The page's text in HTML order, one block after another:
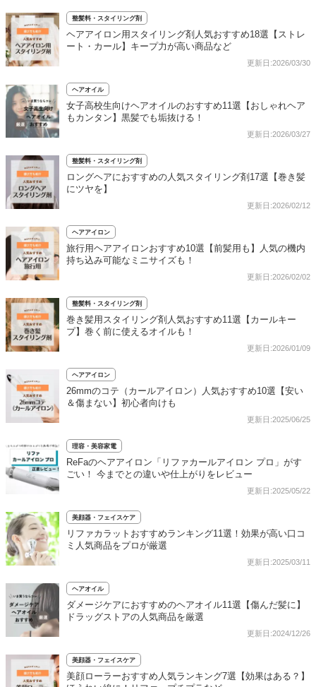
整髪料・スタイリング剤
ヘアアイロン用スタイリング剤人気おすすめ18選【ストレ
ート・カール】キープ力が高い商品など
更新日:2026/03/30
ヘアオイル
女子高校生向けヘアオイルのおすすめ11選【おしゃれヘア
もカンタン】黒髪でも垢抜ける！
更新日:2026/03/27
整髪料・スタイリング剤
ロングヘアにおすすめの人気スタイリング剤17選【巻き髪
にツヤを】
更新日:2026/02/12
ヘアアイロン
旅行用ヘアアイロンおすすめ10選【前髪用も】人気の機内
持ち込み可能なミニサイズも！
更新日:2026/02/02
整髪料・スタイリング剤
巻き髪用スタイリング剤人気おすすめ11選【カールキー
プ】巻く前に使えるオイルも！
更新日:2026/01/09
ヘアアイロン
26mmのコテ（カールアイロン）人気おすすめ10選【安い
＆傷まない】初心者向けも
更新日:2025/06/25
理容・美容家電
ReFaのヘアアイロン「リファカールアイロン プロ」がす
ごい！ 今までとの違いや仕上がりをレビュー
更新日:2025/05/22
美顔器・フェイスケア
リファカラットおすすめランキング11選！効果が高い口コ
ミ人気商品をプロが厳選
更新日:2025/03/11
ヘアオイル
ダメージケアにおすすめのヘアオイル11選【傷んだ髪に】
ドラッグストアの人気商品を厳選
更新日:2024/12/26
美顔器・フェイスケア
美顔ローラーおすすめ人気ランキング7選【効果はある？】